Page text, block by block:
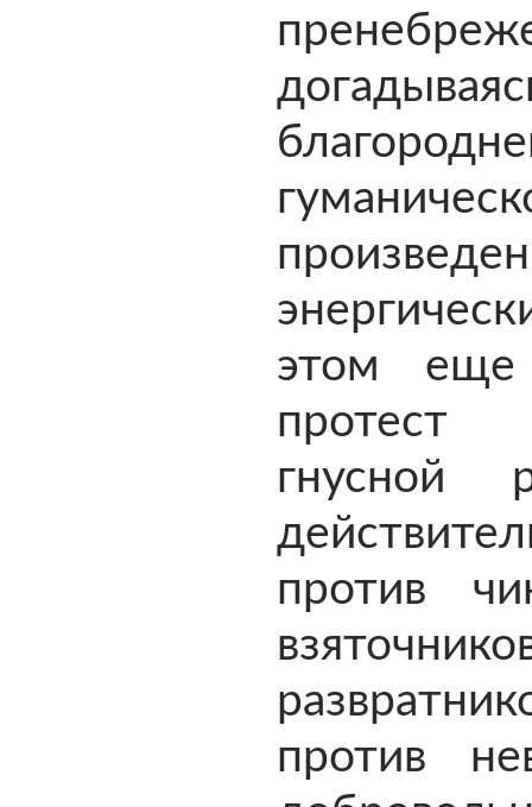
этом еще
протест
гнусной
против
против